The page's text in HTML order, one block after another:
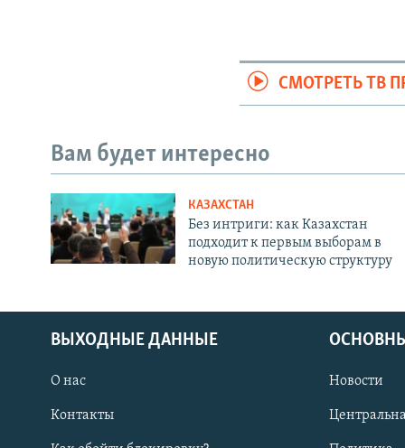
СМОТРЕТЬ ТВ
Вам будет интересно
КАЗАХСТАН
Без интриги: как Казахстан
подходит к первым выборам в
новую политическую структуру
ВЫХОДНЫЕ ДАННЫЕ
О нас
Контакты
Новости